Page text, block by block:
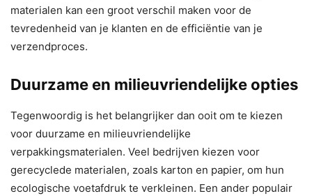
materialen kan een groot verschil maken voor de
tevredenheid van je klanten en de efficiëntie van je
verzendproces.
Duurzame en milieuvriendelijke opties
Tegenwoordig is het belangrijker dan ooit om te kiezen
voor duurzame en milieuvriendelijke
verpakkingsmaterialen. Veel bedrijven kiezen voor
gerecyclede materialen, zoals karton en papier, om hun
ecologische voetafdruk te verkleinen. Een ander populair